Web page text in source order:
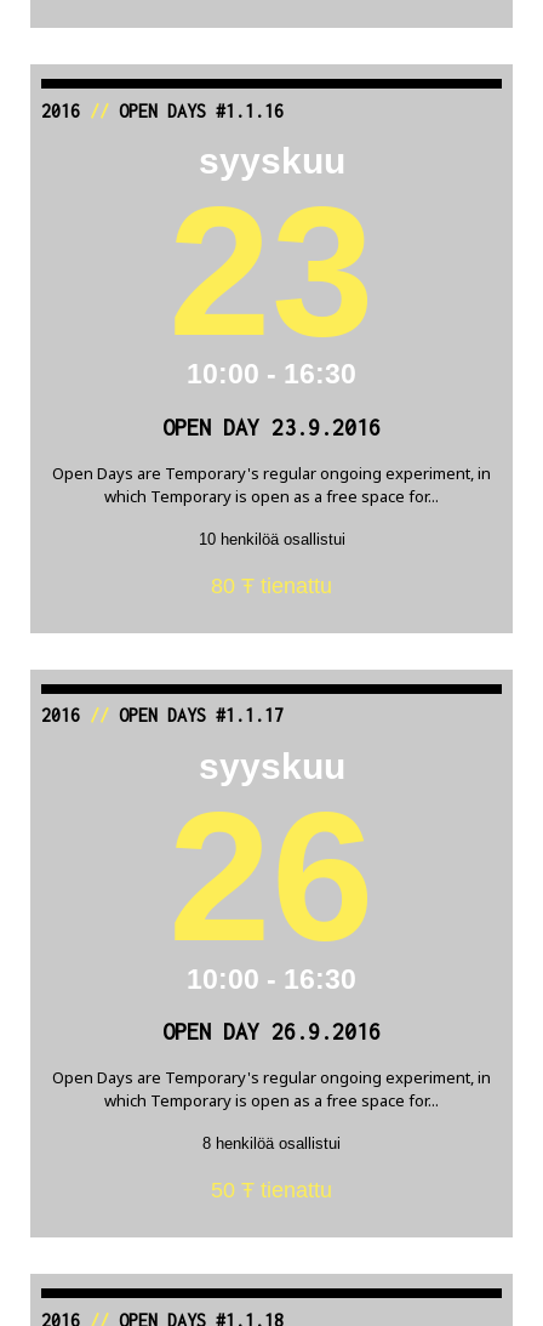
2016// OPEN DAYS #1.1.16
syyskuu
23
10:00 - 16:30
OPEN DAY 23.9.2016
Open Days are Temporary's regular ongoing experiment, in
which Temporary is open as a free space for...
10 henkilöä osallistui
80 Ŧ tienattu
2016// OPEN DAYS #1.1.17
syyskuu
26
10:00 - 16:30
OPEN DAY 26.9.2016
Open Days are Temporary's regular ongoing experiment, in
which Temporary is open as a free space for...
8 henkilöä osallistui
50 Ŧ tienattu
2016// OPEN DAYS #1.1.18